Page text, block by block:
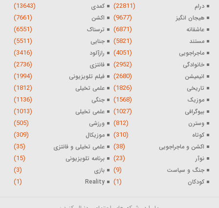
درام (22811) کمدی (13643)
هیجان انگیز (9677) اکشن (7661)
عاشقانه (6871) ترسناک (6551)
مستند (5821) جنایی (5511)
ماجراجویی (4051) رازآلود (3416)
خانوادگی (2952) فانتزی (2736)
انیمیشن (2680) فیلم تلویزیونی (1994)
تاریخی (1826) علمی تخیلی (1812)
موزیک (1568) جنگی (1136)
بیوگرافی (1027) علمی تخیلی (1013)
وسترن (812) ورزشی (505)
کوتاه (310) موزیکال (309)
اکشن و ماجراجویی (38) علمی تخیلی و فانتزی (35)
نوآر (23) برنامه تلویزیونی (15)
جنگ و سیاست (9) بازی (3)
کودکان (1)
Reality
(1)